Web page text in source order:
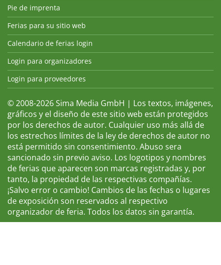
Pie de imprenta
Ferias para su sitio web
Calendario de ferias login
Login para organizadores
Login para proveedores
© 2008-2026 Sima Media GmbH | Los textos, imágenes,
gráficos y el diseño de este sitio web están protegidos
por los derechos de autor. Cualquier uso más allá de
los estrechos límites de la ley de derechos de autor no
está permitido sin consentimiento. Abuso sera
sancionado sin previo aviso. Los logotipos y nombres
de ferias que aparecen son marcas registradas y, por
tanto, la propiedad de las respectivas compañías.
¡Salvo error o cambio! Cambios de las fechas o lugares
de exposición son reservados al respectivo
organizador de feria. Todos los datos sin garantía.